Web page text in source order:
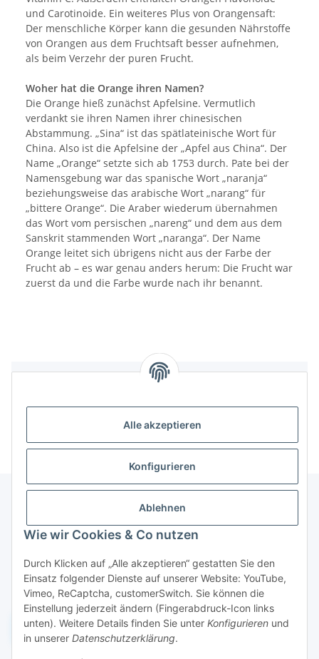
Alle akzeptieren
Konfigurieren
Ablehnen
Wie wir Cookies & Co nutzen
Durch Klicken auf „Alle akzeptieren“ gestatten Sie den
Einsatz folgender Dienste auf unserer Website: YouTube,
Vimeo, ReCaptcha, customerSwitch. Sie können die
Einstellung jederzeit ändern (Fingerabdruck-Icon links
unten). Weitere Details finden Sie unter Konfigurieren und
in unserer Datenschutzerklärung.
und Carotinoide. Ein weiteres Plus von Orangensaft:
Der menschliche Körper kann die gesunden Nährstoffe
von Orangen aus dem Fruchtsaft besser aufnehmen,
als beim Verzehr der puren Frucht.
Woher hat die Orange ihren Namen?
Die Orange hieß zunächst Apfelsine. Vermutlich
verdankt sie ihren Namen ihrer chinesischen
Abstammung. „Sina“ ist das spätlateinische Wort für
China. Also ist die Apfelsine der „Apfel aus China“. Der
Name „Orange“ setzte sich ab 1753 durch. Pate bei der
Namensgebung war das spanische Wort „naranja“
beziehungsweise das arabische Wort „narang“ für
„bittere Orange“. Die Araber wiederum übernahmen
das Wort vom persischen „nareng“ und dem aus dem
Sanskrit stammenden Wort „naranga“. Der Name
Orange leitet sich übrigens nicht aus der Farbe der
Frucht ab – es war genau anders herum: Die Frucht war
zuerst da und die Farbe wurde nach ihr benannt.
Informationen
Gesetzliche Informationen
Widerruf einreichen